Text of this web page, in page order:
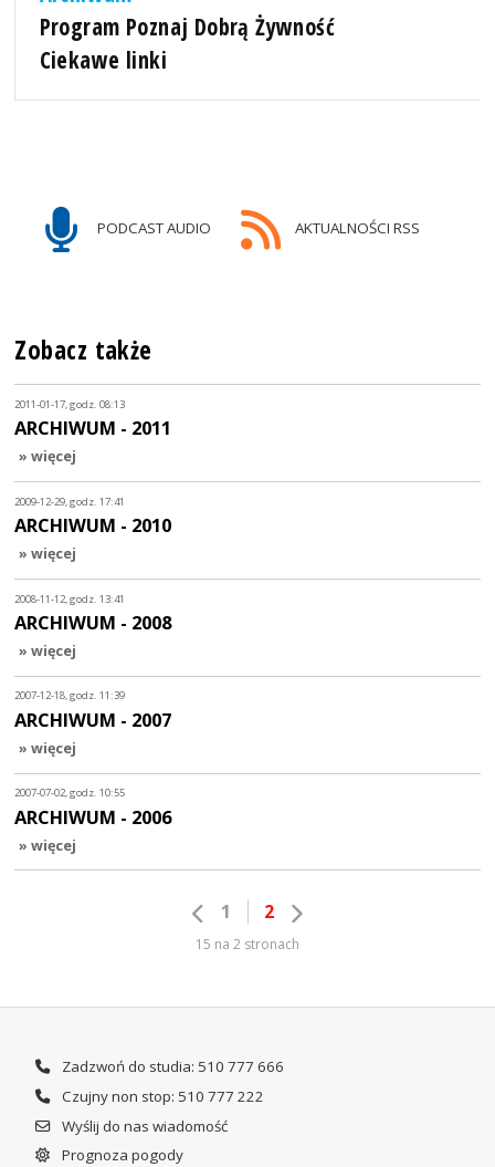
Program Poznaj Dobrą Żywność
Ciekawe linki
PODCAST AUDIO AKTUALNOŚCI RSS
Zobacz także
2011-01-17, godz. 08:13
ARCHIWUM - 2011
» więcej
2009-12-29, godz. 17:41
ARCHIWUM - 2010
» więcej
2008-11-12, godz. 13:41
ARCHIWUM - 2008
» więcej
2007-12-18, godz. 11:39
ARCHIWUM - 2007
» więcej
2007-07-02, godz. 10:55
ARCHIWUM - 2006
» więcej
1 2
15 na 2 stronach
Zadzwoń do studia: 510 777 666
Czujny non stop: 510 777 222
Wyślij do nas wiadomość
Prognoza pogody